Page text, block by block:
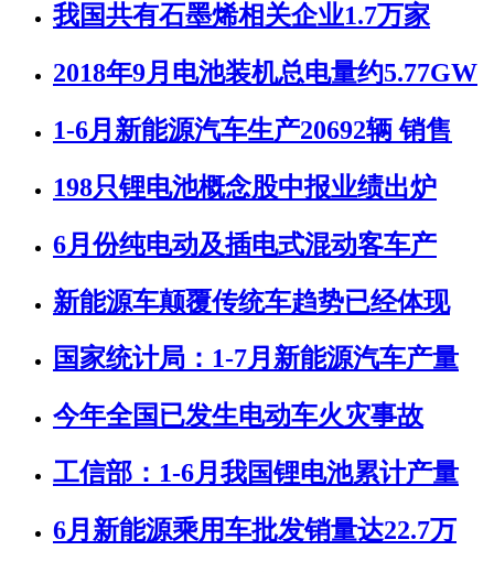
我国共有石墨烯相关企业1.7万家
2018年9月电池装机总电量约5.77GW
1-6月新能源汽车生产20692辆 销售
198只锂电池概念股中报业绩出炉
6月份纯电动及插电式混动客车产
新能源车颠覆传统车趋势已经体现
国家统计局：1-7月新能源汽车产量
今年全国已发生电动车火灾事故
工信部：1-6月我国锂电池累计产量
6月新能源乘用车批发销量达22.7万